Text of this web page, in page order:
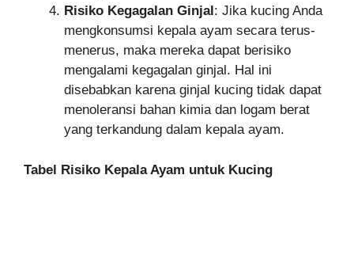
Risiko Kegagalan Ginjal : Jika kucing Anda
mengkonsumsi kepala ayam secara terus-
menerus, maka mereka dapat berisiko
mengalami kegagalan ginjal. Hal ini
disebabkan karena ginjal kucing tidak dapat
menoleransi bahan kimia dan logam berat
yang terkandung dalam kepala ayam.
Tabel Risiko Kepala Ayam untuk Kucing